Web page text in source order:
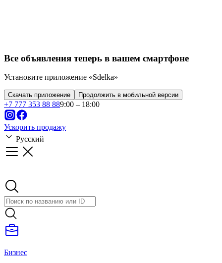
Все объявления теперь в вашем смартфоне
Установите приложение «Sdelka»
Скачать приложение Продолжить в мобильной версии
+7 777 353 88 889:00 – 18:00
Ускорить продажу
Русский
Бизнес